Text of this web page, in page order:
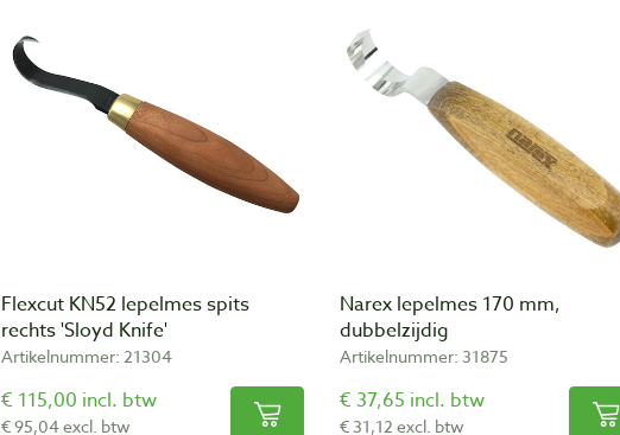
Flexcut KN52 lepelmes spits
rechts 'Sloyd Knife'
Artikelnummer: 21304
€ 115,00 incl. btw
€ 95,04 excl. btw
Narex lepelmes 170 mm,
dubbelzijdig
Artikelnummer: 31875
€ 37,65 incl. btw
€ 31,12 excl. btw